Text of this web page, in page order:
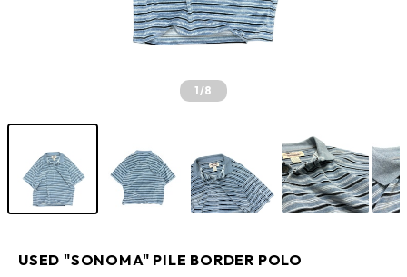
1/8
USED "SONOMA" PILE BORDER POLO